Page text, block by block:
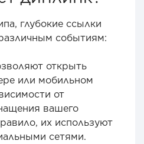
глубокие ссылки
событиям:
открыть
или мобильном
от
вашего
их используют
сетями.